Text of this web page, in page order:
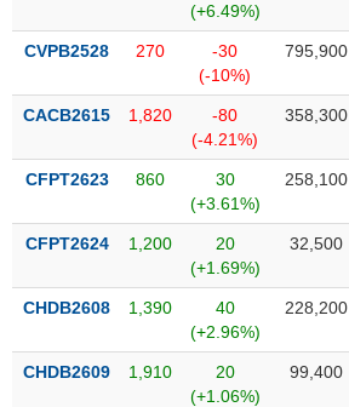
(+6.49%)
CVPB2528 270
-30
(-10%)
795,900
CACB2615 1,820
-80
(-4.21%)
358,300
CFPT2623 860
30
(+3.61%)
258,100
CFPT2624 1,200
20
(+1.69%)
32,500
CHDB2608 1,390
40
(+2.96%)
228,200
CHDB2609 1,910
20
(+1.06%)
99,400
TRUYỀN
THÔNG
TIỆN
ĐỘNG
SẢN